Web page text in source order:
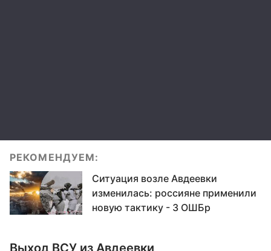
РЕКОМЕНДУЕМ:
Ситуация возле Авдеевки
изменилась: россияне применили
новую тактику - 3 ОШБр
Выход ВСУ из Авдеевки